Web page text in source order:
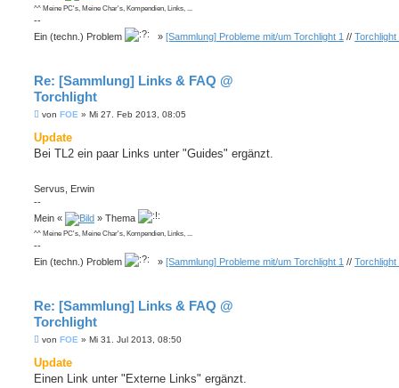
^^ Meine PC's, Meine Char's, Kompendien, Links, ...
--
Ein (techn.) Problem
» [Sammlung] Probleme mit/um Torchlight 1 // Torchlight
Re: [Sammlung] Links & FAQ @
Torchlight
B
i
r
von FOE » Mi 27. Feb 2013, 08:05
Update
Bei TL2 ein paar Links unter "Guides" ergänzt.
Servus, Erwin
--
Mein «
» Thema
^^ Meine PC's, Meine Char's, Kompendien, Links, ...
--
Ein (techn.) Problem
» [Sammlung] Probleme mit/um Torchlight 1 // Torchlight
Re: [Sammlung] Links & FAQ @
Torchlight
B
i
r
von FOE » Mi 31. Jul 2013, 08:50
Update
Einen Link unter "Externe Links" ergänzt.